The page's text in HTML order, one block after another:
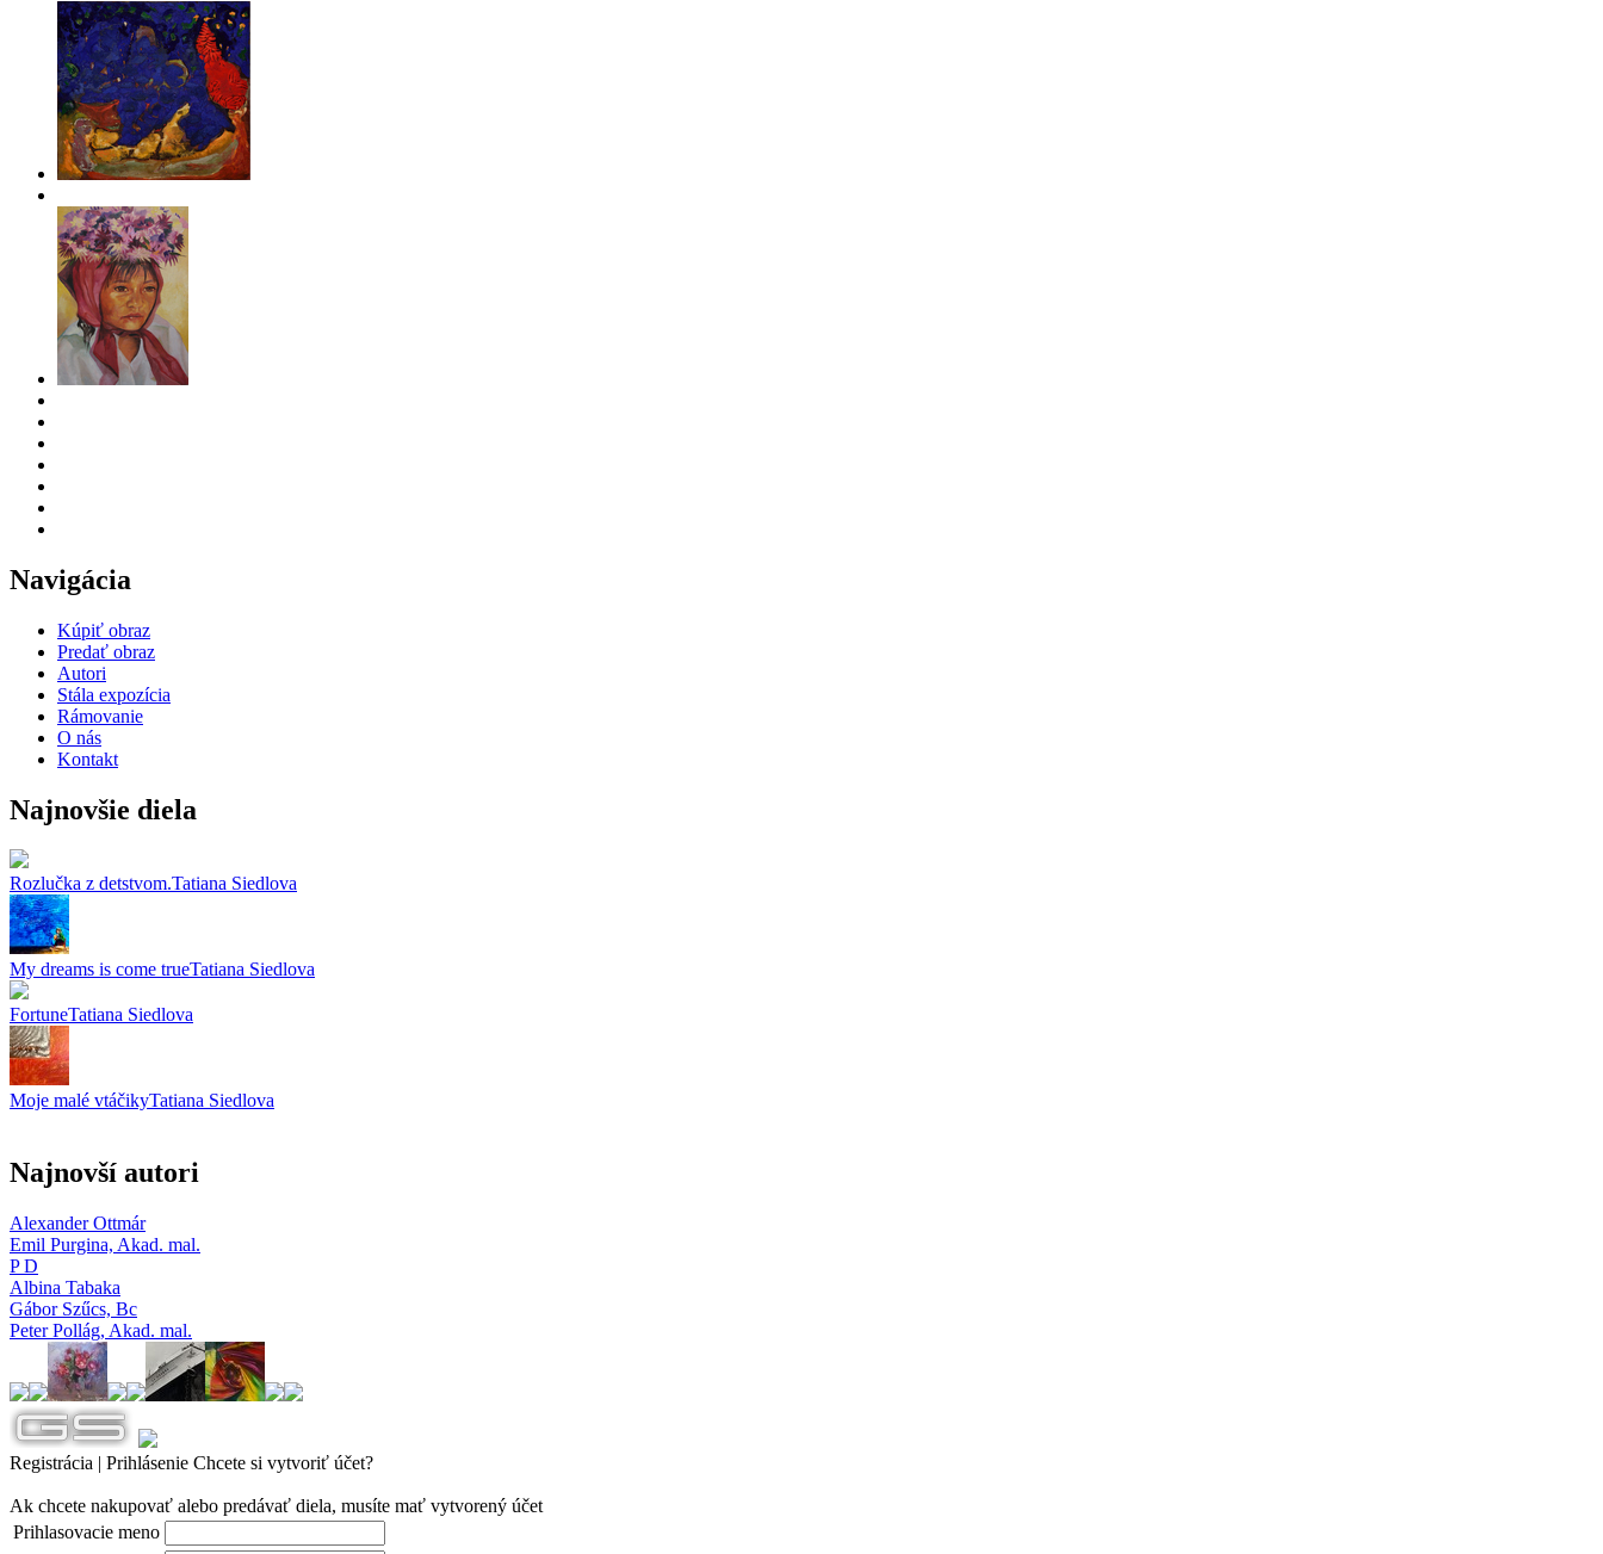
Navigácia
Kúpiť obraz
Predať obraz
Autori
Stála expozícia
Rámovanie
O nás
Kontakt
Najnovšie diela
Rozlučka z detstvom.Tatiana Siedlova
My dreams is come trueTatiana Siedlova
FortuneTatiana Siedlova
Moje malé vtáčikyTatiana Siedlova
Najnovší autori
Alexander Ottmár
Emil Purgina, Akad. mal.
P D
Albina Tabaka
Gábor Szűcs, Bc
Peter Pollág, Akad. mal.
Registrácia | Prihlásenie Chcete si vytvoriť účet?
Ak chcete nakupovať alebo predávať diela, musíte mať vytvorený účet
Prihlasovacie meno